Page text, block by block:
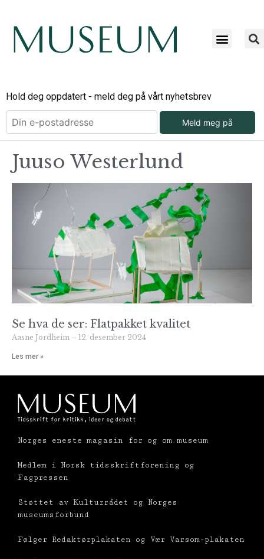
Hold deg oppdatert - meld deg på vårt nyhetsbrev
Meld meg på
Juuso Westerlund
Se hva de ser: Flatpakket kvalitet
Aasne Jordheim 12. desember 2024
Les mer »
Norges eneste magasin for og om museum
Medlem i Norsk tidsskriftforening og
Fagpressen
Støttet av Kulturrådet og Norges
museumsforbund
Følger Redaktørplakaten og Vær Varsom-plakaten